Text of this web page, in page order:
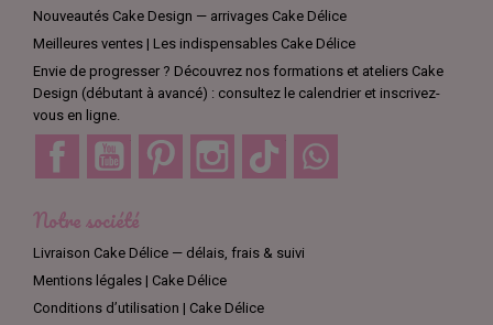
Nouveautés Cake Design — arrivages Cake Délice
Meilleures ventes | Les indispensables Cake Délice
Envie de progresser ? Découvrez nos formations et ateliers Cake
Design (débutant à avancé) : consultez le calendrier et inscrivez-
vous en ligne.
Facebook YouTube Pinterest Instagram TikTok
Notre société
Livraison Cake Délice — délais, frais & suivi
Mentions légales | Cake Délice
Conditions d’utilisation | Cake Délice